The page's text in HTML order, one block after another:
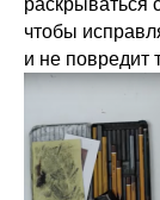
чтобы
и не повредит